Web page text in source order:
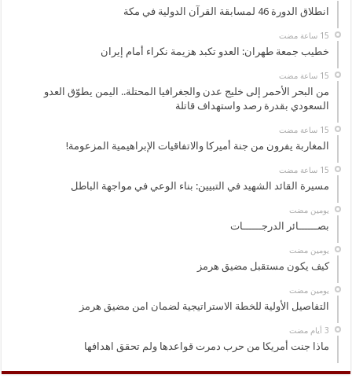
انطلاق الدورة 46 لمسابقة القرآن الدولية في مكة
خطيب جمعة طهران: العدو تكبد هزيمة نكراء أمام إيران
من البحر الأحمر إلى خليج عدن والجغرافيا المحتلة.. اليمن يطوّق العدو
السعودي بقدرة رصد واستهداف قاتلة
المغاربة يفرون من جنة أميركا والاتفاقيات الإبراهيمية المزعومة!
مسيرة القائد الشهيد في التبيين: بناء الوعي في مواجهة الباطل
‏يومين مضت
بصــــــائر الدرجــــــات
‏يومين مضت
كيف يكون مستقبل مضيق هرمز
‏يومين مضت
التفاصيل الأولية للخطة الاستراتيجية لضمان امن مضيق هرمز
ماذا جنت أمريكا من حرب دمرت قواعدها ولم تحقق اهدافها